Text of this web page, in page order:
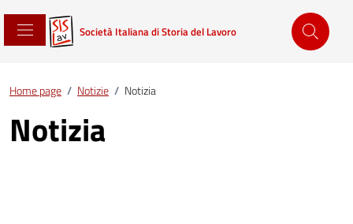
Società Italiana di Storia del Lavoro
Home page / Notizie / Notizia
Notizia